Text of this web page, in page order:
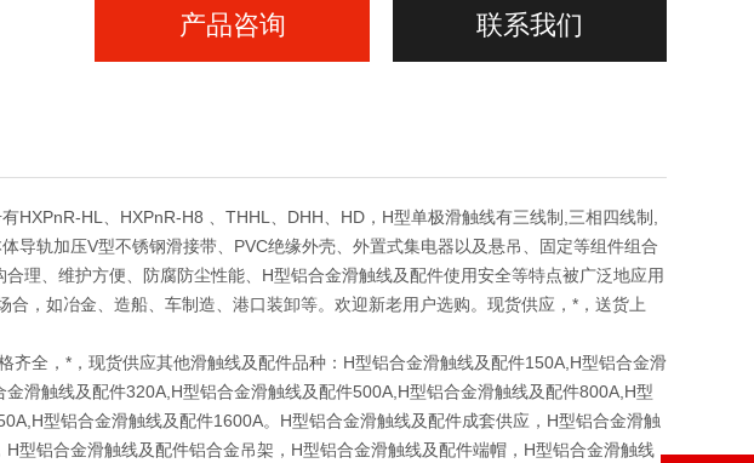
产品咨询 联系我们
HXPnR-HL、HXPnR-H8 、THHL、DHH、HD，H型单极滑触线有三线制,三相四线制,
导轨加压V型不锈钢滑接带、PVC绝缘外壳、外置式集电器以及悬吊、固定等组件组合
理、维护方便、防腐防尘性能、H型铝合金滑触线及配件使用安全等特点被广泛地应用
，如冶金、造船、车制造、港口装卸等。欢迎新老用户选购。现货供应，*，送货上
齐全，*，现货供应其他滑触线及配件品种：H型铝合金滑触线及配件150A,H型铝合金滑
滑触线及配件320A,H型铝合金滑触线及配件500A,H型铝合金滑触线及配件800A,H型
型铝合金滑触线及配件1600A。H型铝合金滑触线及配件成套供应，H型铝合金滑触
型铝合金滑触线及配件铝合金吊架，H型铝合金滑触线及配件端帽，H型铝合金滑触线